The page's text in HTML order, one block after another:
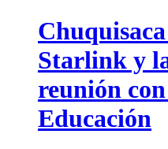
Starlink y
reunión
Educación